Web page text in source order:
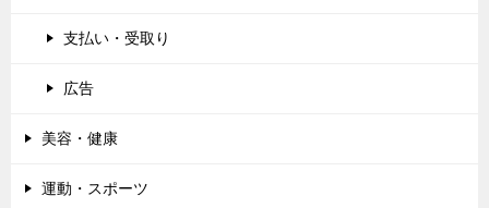
支払い・受取り
広告
美容・健康
運動・スポーツ